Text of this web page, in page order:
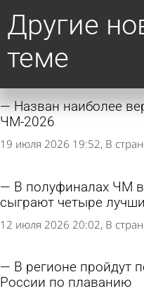
Другие
теме
Назван наиболее
ЧМ-2026
19 июля 2026 19:52 В
В полуфиналах ЧМ
сыграют четыре
12 июля 2026 20:02 В
В регионе пройдут
России по плаванию